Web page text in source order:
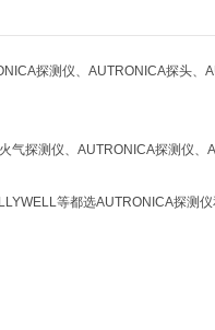
探测仪、AUTRONICA探头、
气探测仪、AUTRONICA探测仪、
等都选AUTRONICA探测仪